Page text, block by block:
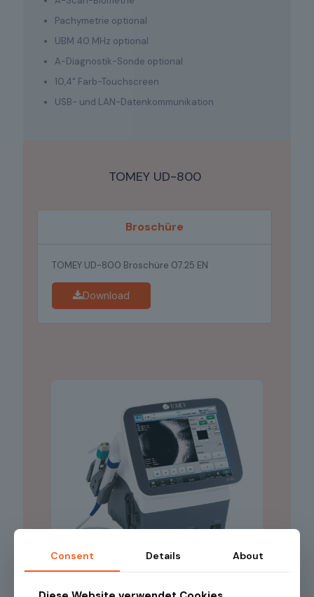
Pachymetrie optional
UBM 40 MHz optional
A-Diagnostik-Sonde optional
10,4" Farb-Touchscreen
USB- und LAN-Datenkommunikation
TOMEY UD-800
Broschüre
TOMEY UD-800 Broschüre 07.25 EN
Download
Consent Details About